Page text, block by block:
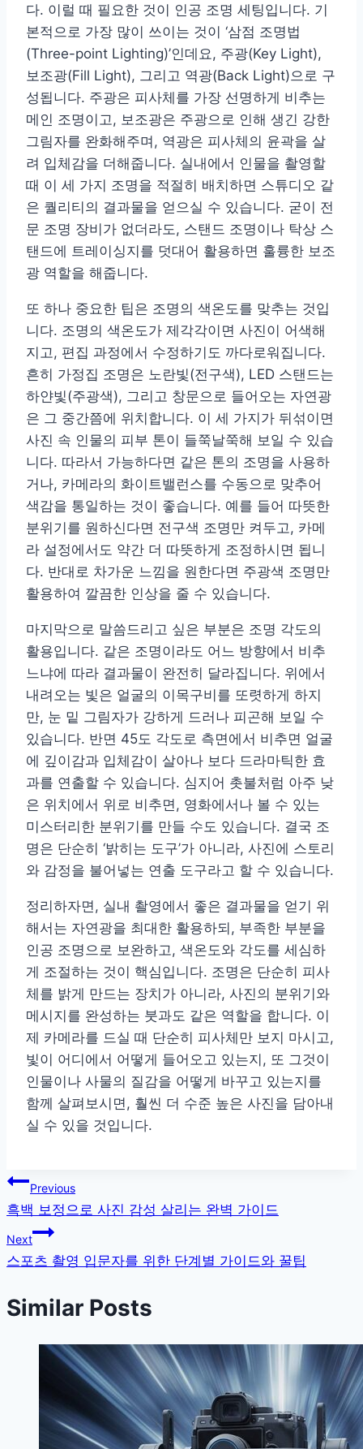
다. 이럴 때 필요한 것이 인공 조명 세팅입니다. 기
본적으로 가장 많이 쓰이는 것이 ‘삼점 조명법
(Three-point Lighting)’인데요, 주광(Key Light),
보조광(Fill Light), 그리고 역광(Back Light)으로 구
성됩니다. 주광은 피사체를 가장 선명하게 비추는
메인 조명이고, 보조광은 주광으로 인해 생긴 강한
그림자를 완화해주며, 역광은 피사체의 윤곽을 살
려 입체감을 더해줍니다. 실내에서 인물을 촬영할
때 이 세 가지 조명을 적절히 배치하면 스튜디오 같
은 퀄리티의 결과물을 얻으실 수 있습니다. 굳이 전
문 조명 장비가 없더라도, 스탠드 조명이나 탁상 스
탠드에 트레이싱지를 덧대어 활용하면 훌륭한 보조
광 역할을 해줍니다.
또 하나 중요한 팁은 조명의 색온도를 맞추는 것입
니다. 조명의 색온도가 제각각이면 사진이 어색해
지고, 편집 과정에서 수정하기도 까다로워집니다.
흔히 가정집 조명은 노란빛(전구색), LED 스탠드는
하얀빛(주광색), 그리고 창문으로 들어오는 자연광
은 그 중간쯤에 위치합니다. 이 세 가지가 뒤섞이면
사진 속 인물의 피부 톤이 들쭉날쭉해 보일 수 있습
니다. 따라서 가능하다면 같은 톤의 조명을 사용하
거나, 카메라의 화이트밸런스를 수동으로 맞추어
색감을 통일하는 것이 좋습니다. 예를 들어 따뜻한
분위기를 원하신다면 전구색 조명만 켜두고, 카메
라 설정에서도 약간 더 따뜻하게 조정하시면 됩니
다. 반대로 차가운 느낌을 원한다면 주광색 조명만
활용하여 깔끔한 인상을 줄 수 있습니다.
마지막으로 말씀드리고 싶은 부분은 조명 각도의
활용입니다. 같은 조명이라도 어느 방향에서 비추
느냐에 따라 결과물이 완전히 달라집니다. 위에서
내려오는 빛은 얼굴의 이목구비를 또렷하게 하지
만, 눈 밑 그림자가 강하게 드러나 피곤해 보일 수
있습니다. 반면 45도 각도로 측면에서 비추면 얼굴
에 깊이감과 입체감이 살아나 보다 드라마틱한 효
과를 연출할 수 있습니다. 심지어 촛불처럼 아주 낮
은 위치에서 위로 비추면, 영화에서나 볼 수 있는
미스터리한 분위기를 만들 수도 있습니다. 결국 조
명은 단순히 ‘밝히는 도구’가 아니라, 사진에 스토리
와 감정을 불어넣는 연출 도구라고 할 수 있습니다.
정리하자면, 실내 촬영에서 좋은 결과물을 얻기 위
해서는 자연광을 최대한 활용하되, 부족한 부분을
인공 조명으로 보완하고, 색온도와 각도를 세심하
게 조절하는 것이 핵심입니다. 조명은 단순히 피사
체를 밝게 만드는 장치가 아니라, 사진의 분위기와
메시지를 완성하는 붓과도 같은 역할을 합니다. 이
제 카메라를 드실 때 단순히 피사체만 보지 마시고,
빛이 어디에서 어떻게 들어오고 있는지, 또 그것이
인물이나 사물의 질감을 어떻게 바꾸고 있는지를
함께 살펴보시면, 훨씬 더 수준 높은 사진을 담아내
실 수 있을 것입니다.
글
탐
색
Previous
흑백 보정으로 사진 감성 살리는 완벽 가이드
Next
스포츠 촬영 입문자를 위한 단계별 가이드와 꿀팁
Similar Posts